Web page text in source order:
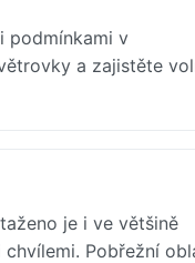
podmínkami v
a zajistěte
je i ve většině
Pobřežní